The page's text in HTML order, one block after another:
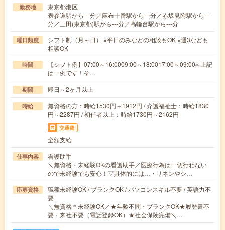
勤務地
東京都港区
表参道駅から---分／麻布十番駅から---分／赤坂見附駅から---
分／三田(東京都)駅から---分／高輪台駅から---分
曜日頻度
シフト制（月～日） ※平日のみなどの相談もOK ※週3なども
相談OK
時間
【シフト例】07:00～16:0009:00～18:0017:00～09:00※ 上記
は一例です！そ…
期間 即日～2ヶ月以上
時給
無資格の方：時給1530円～1912円 / 介護福祉士：時給1830
円～2287円 / 初任者以上：時給1730円～2162円
交通費
全額支給
仕事内容
看護助手
＼無資格・未経験OKの看護助手／医療行為は一切行わない
ので未経験でも安心！▽具体的には…・リネンやシ…
応募資格
職種未経験OK / ブランクOK / パソコンスキル不要 / 英語力不
要
＼無資格＊未経験OK／★年齢不問・ブランクOK★履歴書不
要・来社不要（電話登録OK）★社会保険完備＼…